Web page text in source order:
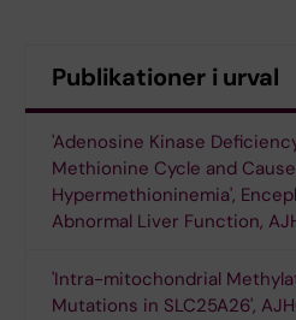
Publikationer i urval
'Adenosine Kinase
Methionine Cycle and
Hypermethioninemia',
Abnormal Liver Function,
'Intra-mitochondrial
Mutations in SLC25A26',